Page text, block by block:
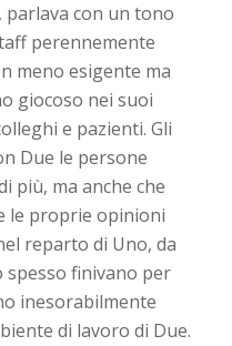
con un tono
perennemente
meno esigente ma
giocoso nei suoi
e pazienti. Gli
Due le persone
più, ma anche che
le proprie opinioni
reparto di Uno, da
finivano per
inesorabilmente
di lavoro di Due.